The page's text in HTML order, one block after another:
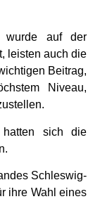
wurde auf der
leisten auch die
Beitrag,
Niveau,
hatten sich die
Schleswig-
ihre Wahl eines